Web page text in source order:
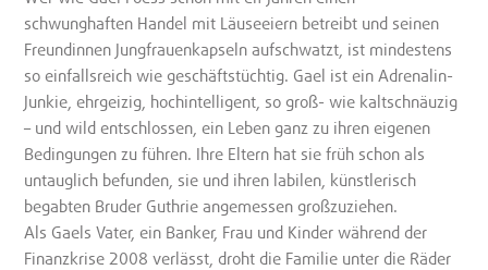
schwunghaften Handel mit Läuseeiern betreibt und seinen
Freundinnen Jungfrauenkapseln aufschwatzt, ist mindestens
so einfallsreich wie geschäftstüchtig. Gael ist ein Adrenalin-
Junkie, ehrgeizig, hochintelligent, so groß- wie kaltschnäuzig
– und wild entschlossen, ein Leben ganz zu ihren eigenen
Bedingungen zu führen. Ihre Eltern hat sie früh schon als
untauglich befunden, sie und ihren labilen, künstlerisch
begabten Bruder Guthrie angemessen großzuziehen.
Als Gaels Vater, ein Banker, Frau und Kinder während der
Finanzkrise 2008 verlässt, droht die Familie unter die Räder